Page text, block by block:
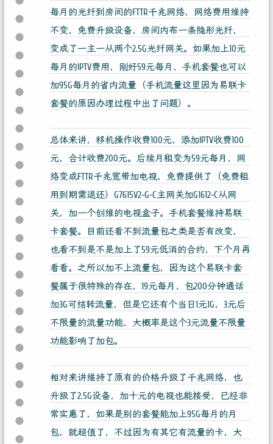
每月的光纤到房间的FTTR千兆网络，网络费用维持
不变，免费升级设备，房间内布一条隐形光纤，
变成了一主一从两个2.5G光纤网关。如果加上10元
每月的IPTV费用，刚好59元每月，手机套餐也可以
加95G每月的省内流量（手机流量这里因为易联卡
套餐的原因办理过程中出了问题）。
总体来讲，移机操作收费100元，添加IPTV收费100
元，合计收费200元。后续月租变为59元每月，网
络变成FTTR千兆宽带加电视，免费提供了（免费租
用到期需退还）G7615V2-G-C主网关加G1612-C从网
关，加一个创维的电视盒子。手机套餐维持易联
卡套餐。目前还看不到流量包之类是否有改变，
也看不到是不是加上了59元低消的合约，下个月再
看看。之所以加不上流量包，因为这个易联卡套
餐属于很特殊的存在，19元每月，包200分钟通话
加3G可结转流量，但是它还有个当日1元1G，3元后
不限量的流量功能，大概率是这个3元流量不限量
功能影响了加包。
相对来讲维持了原有的价格升级了千兆网络，也
升级了2.5G设备，加十元的电视也能接受，已经非
常实惠了，如果是别的套餐能加上95G每月的月
包，就超值了，不过因为有其它有流量的卡，大